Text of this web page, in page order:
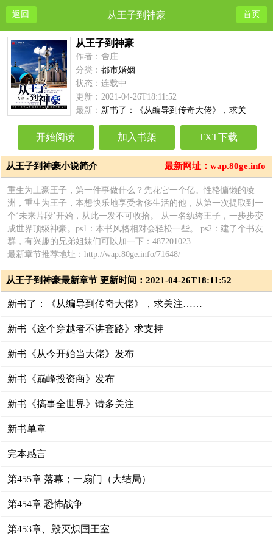
返回 从王子到神豪 首页
从王子到神豪
作者：舍庄
分类：都市婚姻
状态：连载中
更新：2021-04-26T18:11:52
最新： 新书了：《从编导到传奇大佬》，求关
注……
开始阅读 加入书架 TXT下载
最新网址：wap.80ge.info
从王子到神豪小说简介
重生为土豪王子，第一件事做什么？先花它一个亿。性格慵懒的凌
洲，重生为王子，本想快乐地享受奢侈生活的他，从第一次提取到一
个‘未来片段’开始，从此一发不可收拾。 从一名纨绔王子，一步步变
成世界顶级神豪。ps1：本书风格相对会轻松一些。 ps2：建了个书友
群，有兴趣的兄弟姐妹们可以加一下：487201023
最新章节推荐地址：http://wap.80ge.info/71648/
从王子到神豪最新章节 更新时间：2021-04-26T18:11:52
新书了：《从编导到传奇大佬》，求关注……
新书《这个穿越者不讲套路》求支持
新书《从今开始当大佬》发布
新书《巅峰投资商》发布
新书《搞事全世界》请多关注
新书单章
完本感言
第455章 落幕；一扇门（大结局）
第454章 恐怖战争
第453章、毁灭炽国王室